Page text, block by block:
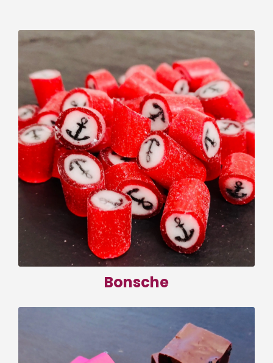
Bonsche
Bonsche
Bonsche heißen bei uns die harten Bonbons
zum Lutschen. Das ist der Hamburger
Ausdruck für Bonbons.
zum Shop